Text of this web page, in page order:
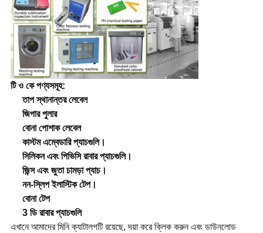
টি ও কে পণ্যসমূহ:
তাপ স্থানান্তর লেবেল
জিপার পুলার
বোনা পোশাক লেবেল
কাস্টম এম্বেডারি প্যাচগুলি।
সিলিকন এবং পিভিসি রাবার প্যাচগুলি।
জিন্স এবং জুতা চামড়া প্যাচ।
নন-স্লিপ ইলাস্টিক টেপ।
বোনা টেপ
3 ডি রাবার প্যাচগুলি
এখানে আমাদের মিনি ক্যাটালগটি রয়েছে, দয়া করে ক্লিক করুন এবং ডাউনলোড